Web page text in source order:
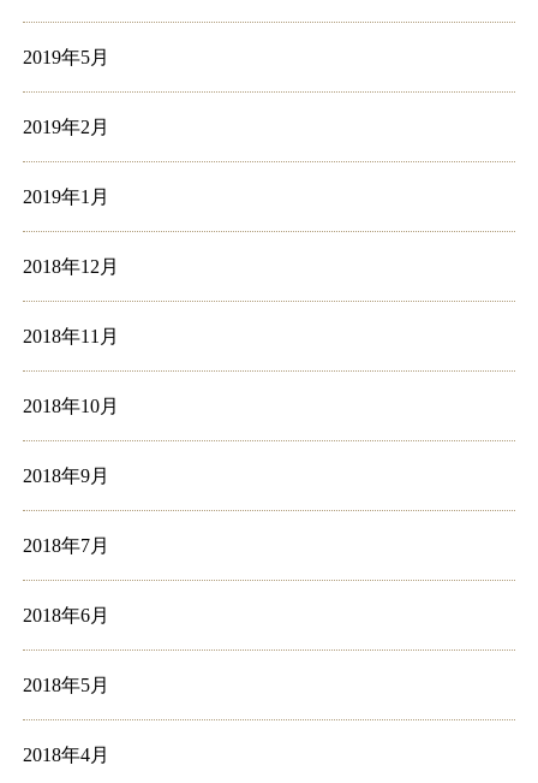
2019年5月
2019年2月
2019年1月
2018年12月
2018年11月
2018年10月
2018年9月
2018年7月
2018年6月
2018年5月
2018年4月